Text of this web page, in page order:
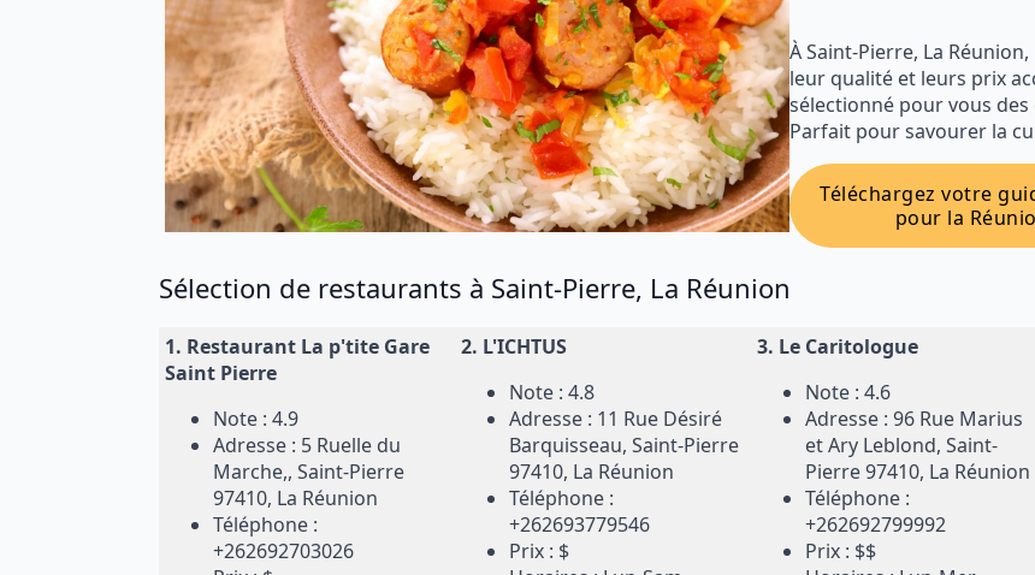
À Saint-Pierre, La
leur qualité et leurs prix
sélectionné pour vous
Parfait pour savourer la
Téléchargez votre
pour la
Sélection de restaurants à Saint-Pierre, La Réunion
1. Restaurant La p'tite Gare
Saint Pierre
Note : 4.9
Adresse : 5 Ruelle du
Marche,, Saint-Pierre
97410, La Réunion
Téléphone :
+262692703026
2. L'ICHTUS
Note : 4.8
Adresse : 11 Rue Désiré
Barquisseau, Saint-Pierre
97410, La Réunion
Téléphone :
+262693779546
Prix : $
3. Le Caritologue
Note : 4.6
Adresse : 96 Rue Marius
et Ary Leblond, Saint-
Pierre 97410, La Réunion
Téléphone :
+262692799992
Prix : $$